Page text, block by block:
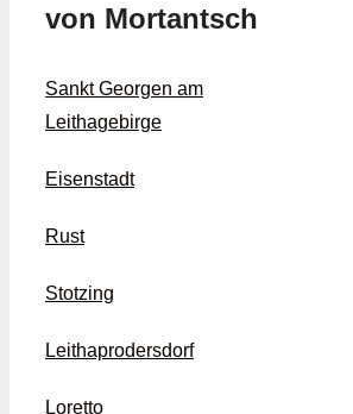
von Mortantsch
Sankt Georgen am
Leithagebirge
Eisenstadt
Rust
Stotzing
Leithaprodersdorf
Loretto